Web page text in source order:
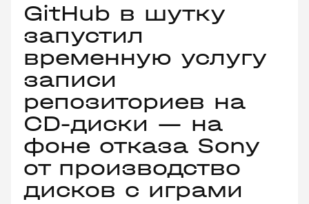
GitHub в шутку
запустил
временную услугу
записи
репозиториев на
CD-диски — на
фоне отказа Sony
от производство
дисков с играми